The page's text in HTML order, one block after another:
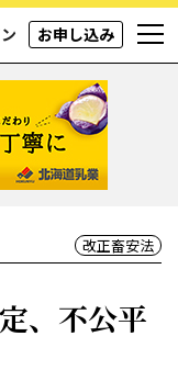
お申し込み
改正畜安法
、不公平